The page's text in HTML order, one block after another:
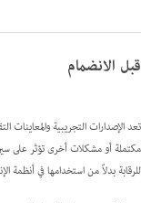
قبل الانضمام
تعد الإصدارات التجريبية
مكتملة أو مشكلات أخرى تؤثر على سير
للرقابة بدلاً من استخدامها في أنظمة